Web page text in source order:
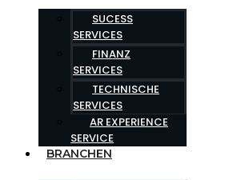
SUCESS
SERVICES
FINANZ
SERVICES
TECHNISCHE
SERVICES
AR EXPERIENCE
SERVICE
BRANCHEN